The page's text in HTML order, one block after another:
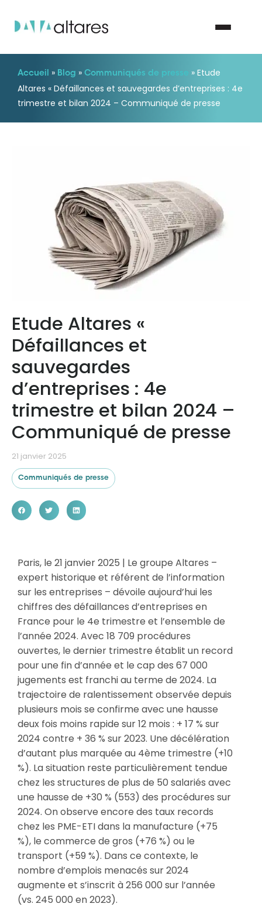
Nous contacter
Notre groupe
Nos partenaires
Accueil » Blog » Communiqués de presse » Etude
Altares « Défaillances et sauvegardes d’entreprises : 4e
trimestre et bilan 2024 – Communiqué de presse
Etude Altares «
Défaillances et
sauvegardes
d’entreprises : 4e
trimestre et bilan 2024 –
Communiqué de presse
21 janvier 2025
Communiqués de presse
Paris, le 21 janvier 2025 | Le groupe Altares –
expert historique et référent de l’information
sur les entreprises – dévoile aujourd’hui les
chiffres des défaillances d’entreprises en
France pour le 4e trimestre et l’ensemble de
l’année 2024. Avec 18 709 procédures
ouvertes, le dernier trimestre établit un record
pour une fin d’année et le cap des 67 000
jugements est franchi au terme de 2024. La
trajectoire de ralentissement observée depuis
plusieurs mois se confirme avec une hausse
deux fois moins rapide sur 12 mois : + 17 % sur
2024 contre + 36 % sur 2023. Une décélération
d’autant plus marquée au 4ème trimestre (+10
%). La situation reste particulièrement tendue
chez les structures de plus de 50 salariés avec
une hausse de +30 % (553) des procédures sur
2024. On observe encore des taux records
chez les PME-ETI dans la manufacture (+75
%), le commerce de gros (+76 %) ou le
transport (+59 %). Dans ce contexte, le
nombre d’emplois menacés sur 2024
augmente et s’inscrit à 256 000 sur l’année
(vs. 245 000 en 2023).